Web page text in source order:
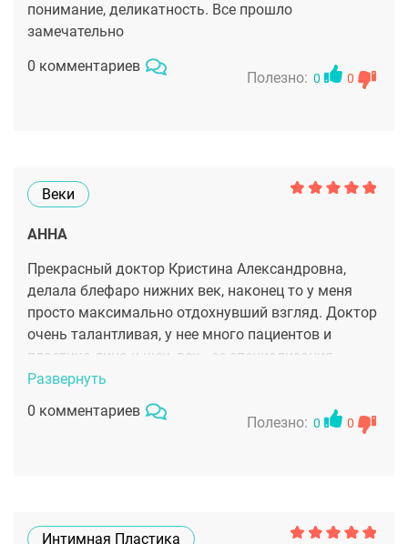
понимание, деликатность. Все прошло
замечательно
0 комментариев
Полезно: 0 0
Веки
АННА
Прекрасный доктор Кристина Александровна,
делала блефаро нижних век, наконец то у меня
просто максимально отдохнувший взгляд. Доктор
очень талантливая, у нее много пациентов и
пластика лица и шеи, век - ее специализация.
Развернуть
0 комментариев
Полезно: 0 0
Интимная Пластика